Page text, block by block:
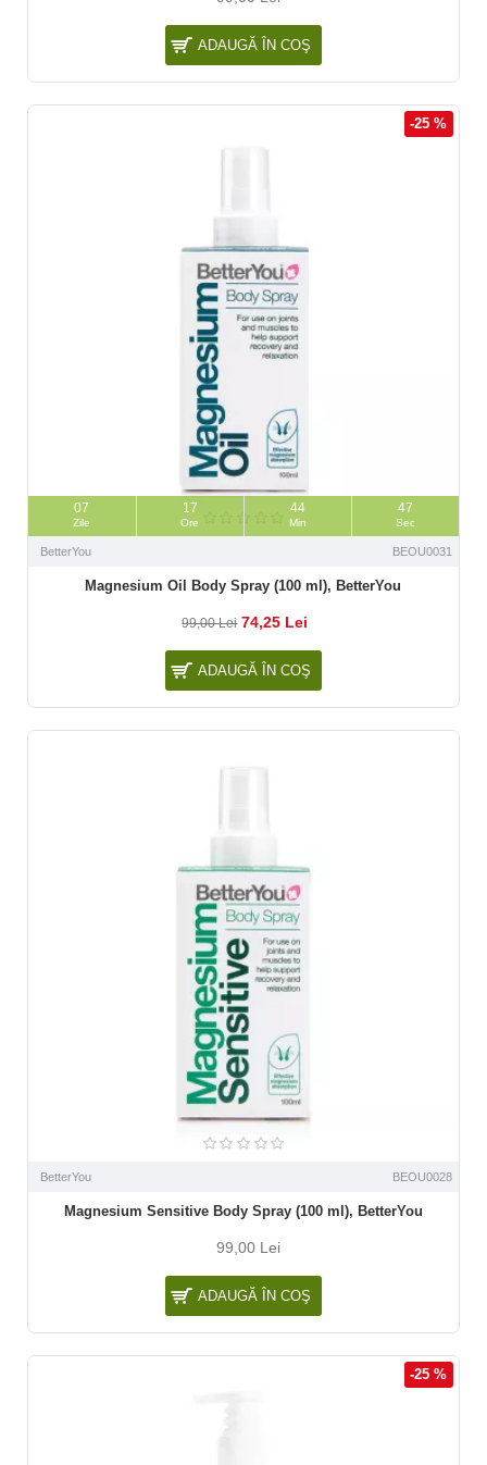
ADAUGĂ ÎN COŞ
-25 %
07
Zile
17
Ore
44
Min
46
Sec
BetterYou BEOU0031
Magnesium Oil Body Spray (100 ml), BetterYou
99,00 Lei 74,25 Lei
ADAUGĂ ÎN COŞ
BetterYou BEOU0028
Magnesium Sensitive Body Spray (100 ml), BetterYou
99,00 Lei
ADAUGĂ ÎN COŞ
-25 %